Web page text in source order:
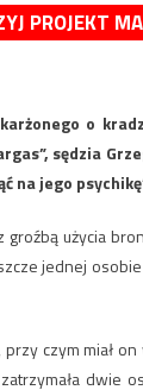
PROJEKT
o
sędzia
na jego
użycia
jednej
czym miał
dwie